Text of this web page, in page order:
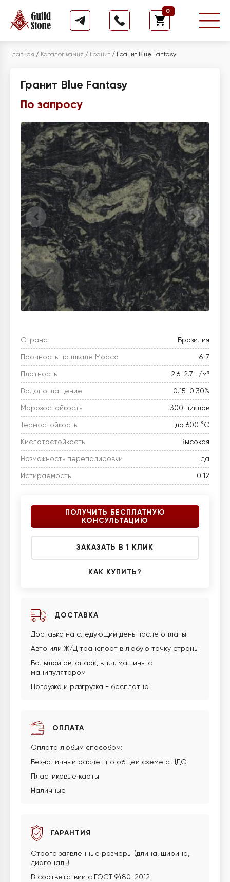
0
Главная / Каталог камня / Гранит / Гранит Blue Fantasy
Гранит Blue Fantasy
По запросу
Страна Бразилия
Прочность по шкале Мооса 6-7
Плотность 2.6-2.7 т/м³
Водопоглащение 0.15-0.30%
Морозостойкость 300 циклов
Термостойкость до 600 °C
Кислотостойкость Высокая
Возможность переполировки да
Истираемость 0.12
ПОЛУЧИТЬ БЕСПЛАТНУЮ
КОНСУЛЬТАЦИЮ
ЗАКАЗАТЬ В 1 КЛИК
КАК КУПИТЬ?
ДОСТАВКА
Доставка на следующий день после оплаты
Авто или Ж/Д транспорт в любую точку страны
Большой автопарк, в т.ч. машины с
манипулятором
Погрузка и разгрузка - бесплатно
ОПЛАТА
Оплата любым способом:
Безналичный расчет по общей схеме с НДС
Пластиковые карты
Наличные
ГАРАНТИЯ
Строго заявленные размеры (длина, ширина,
диагональ)
В соответствии с ГОСТ 9480-2012